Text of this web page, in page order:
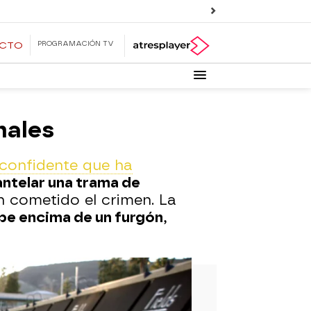
PROGRAMACIÓN TV
que ha
una trama de
cometido el crimen. La
encima de un furgón,